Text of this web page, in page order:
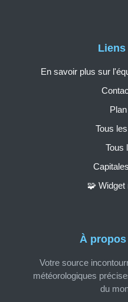
À
Votre source
météorologiques
du
En savoir plus sur
Tous
Tous
🧩 Widget